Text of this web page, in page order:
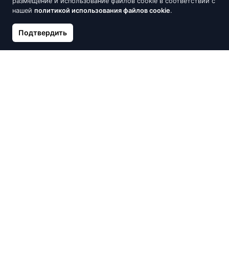
нашей политикой использования файлов cookie.
Подтвердить